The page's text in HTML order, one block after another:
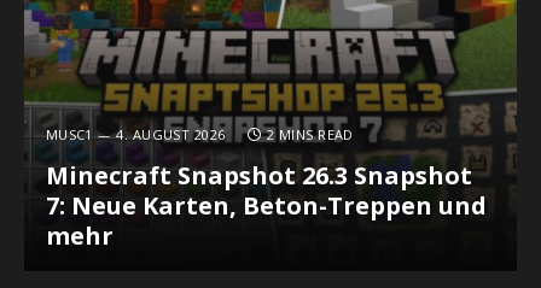
MUSC1 4. AUGUST 2026 2 MINS READ
Minecraft Snapshot 26.3 Snapshot
7: Neue Karten, Beton-Treppen und
mehr